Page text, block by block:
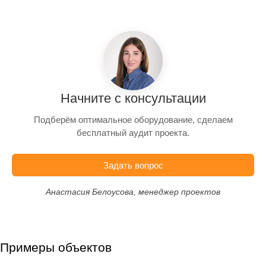
Начните с консультации
Подберём оптимальное оборудование, сделаем
бесплатный аудит проекта.
Задать вопрос
Анастасия Белоусова, менеджер проектов
Примеры объектов